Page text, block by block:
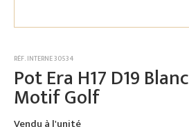
RÉF. INTERNE 30534
Pot Era H17 D19 Blanc
Motif Golf